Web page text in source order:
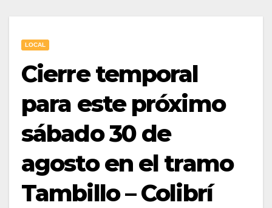
LOCAL
Cierre temporal
para este próximo
sábado 30 de
agosto en el tramo
Tambillo – Colibrí